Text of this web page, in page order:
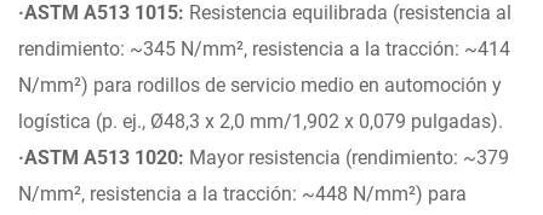
·ASTM A513 1015: Resistencia equilibrada (resistencia al
rendimiento: ~345 N/mm², resistencia a la tracción: ~414
N/mm²) para rodillos de servicio medio en automoción y
logística (p. ej., Ø48,3 x 2,0 mm/1,902 x 0,079 pulgadas).
·ASTM A513 1020: Mayor resistencia (rendimiento: ~379
N/mm², resistencia a la tracción: ~448 N/mm²) para